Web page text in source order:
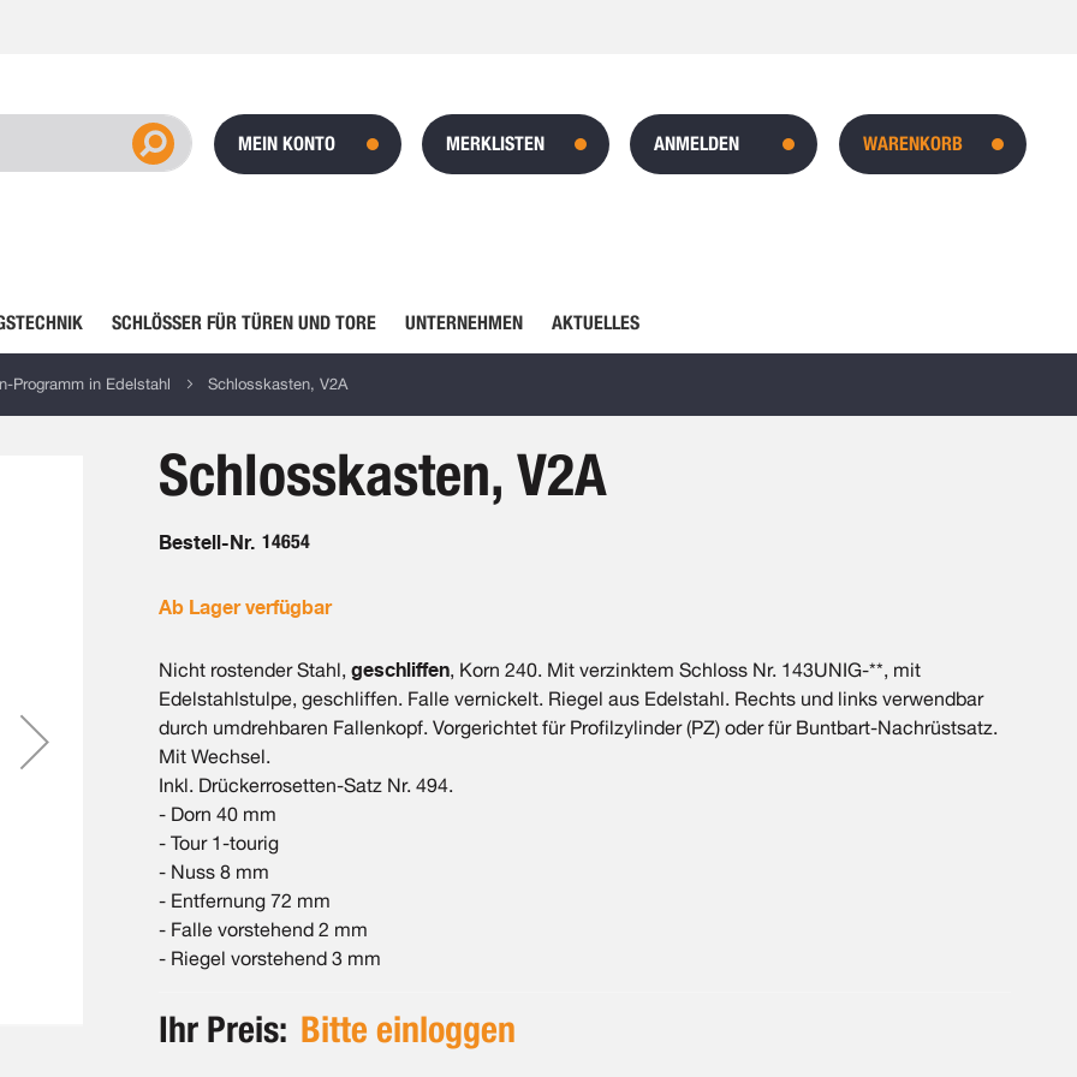
WARENKORB
MEIN KONTO MERKLISTEN ANMELDEN
SCHLÖSSER FÜR TÜREN UND TORE UNTERNEHMEN AKTUELLES
Programm in Edelstahl Schlosskasten, V2A
Schlosskasten, V2A
Bestell-Nr. 14654
Ab Lager verfügbar
Nicht rostender Stahl, geschliffen, Korn 240. Mit verzinktem Schloss Nr. 143UNIG-**, mit
Edelstahlstulpe, geschliffen. Falle vernickelt. Riegel aus Edelstahl. Rechts und links verwendbar
durch umdrehbaren Fallenkopf. Vorgerichtet für Profilzylinder (PZ) oder für Buntbart-Nachrüstsatz.
Mit Wechsel.
Inkl. Drückerrosetten-Satz Nr. 494.
- Dorn 40 mm
- Tour 1-tourig
- Nuss 8 mm
- Entfernung 72 mm
- Falle vorstehend 2 mm
- Riegel vorstehend 3 mm
Ihr Preis: Bitte einloggen